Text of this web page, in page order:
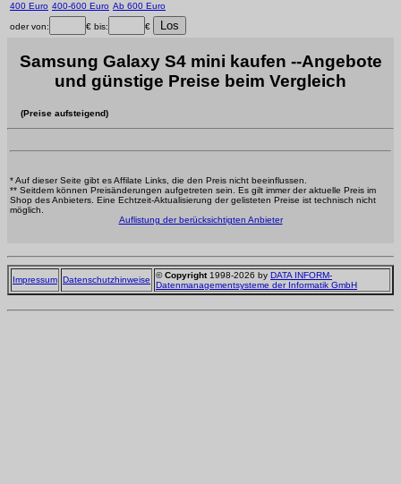
400 Euro 400-600 Euro Ab 600 Euro
oder von: € bis: €
Samsung Galaxy S4 mini kaufen --Angebote
und günstige Preise beim Vergleich
(Preise aufsteigend)
* Auf dieser Seite gibt es Affilate Links, die den Preis nicht beeinflussen.
** Seitdem können Preisänderungen aufgetreten sein. Es gilt immer der aktuelle Preis im
Shop des Anbieters. Eine Echtzeit-Aktualisierung der gelisteten Preise ist technisch nicht
möglich.
Auflistung der berücksichtigten Anbieter
Impressum Datenschutzhinweise ©Copyright1998-2026 by DATA INFORM-
Datenmanagementsysteme der Informatik GmbH